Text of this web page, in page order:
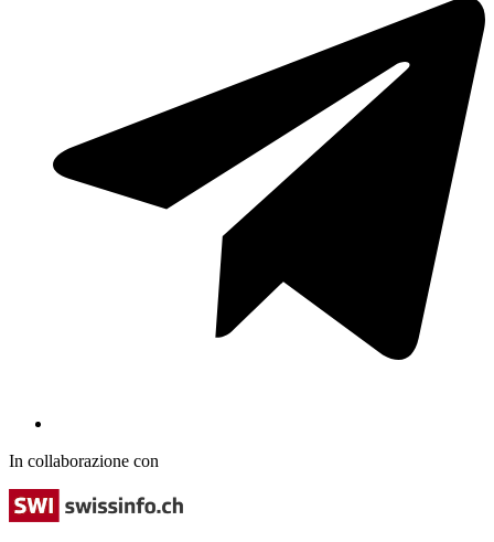
In collaborazione con